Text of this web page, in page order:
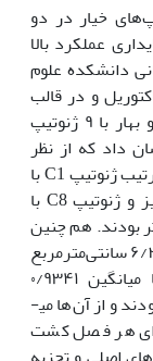
خیار در دو
عملکرد بالا
دانشکده علوم
و در قالب
طرح پایه کاملاً تصادفی و در دو فصل پاییز و بهار با ۹ ژنوتیپ
داد که از نظر
صفت تعداد گل ماده در فصل پاییز و بهار به‌ترتیب ژنوتیپ C1 با
میانگین 7/۱۶ گل ماده در بوته در فصل پاییز و ژنوتیپ C8 با
برتر بودند. هم چنین
از نظر سطح برگ ژنوتیپ C10 با میانگین ۶/۲۸۶۶ سانتی‌مترمربع
سطح برگ در فصل پاییز و ژنوتیپ C8 با میانگین ۰/۹۳۴۱
سانتی‌مترمربع سطح برگ در فصل بهار برتر بودند و از آن‌ها می­
هر فصل کشت